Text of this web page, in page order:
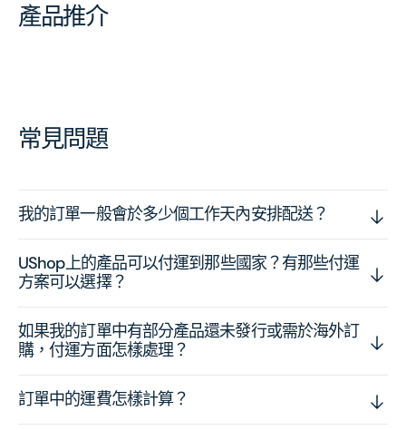
產品推介
常見問題
我的訂單一般會於多少個工作天內安排配送？
UShop上的產品可以付運到那些國家？有那些付運
方案可以選擇？
如果我的訂單中有部分產品還未發行或需於海外訂
購，付運方面怎樣處理？
訂單中的運費怎樣計算？